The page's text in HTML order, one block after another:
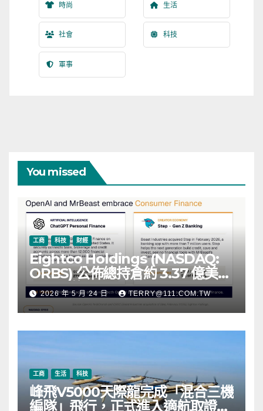
時尚 生活
社會 科技
軍事
You missed
工商 科技 財經
Eightco Holdings (NASDAQ:
ORBS) 公佈總持倉約 3.37 億美
元，涵蓋 OpenAI、Beast
Industries、超過 11,000 枚以太
幣 (ETH) 及逾 2.83 億枚 WLD 代
幣
2026 年 5 月 24 日 TERRY@111.COM.TW
工商 生活 科技
峰飛V5000天際龍完成「混合三機
編隊」飛行，正式進入適航取證階